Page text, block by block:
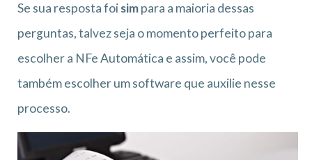
Se sua resposta foisimpara a maioria dessas
perguntas, talvez seja o momento perfeito para
escolher a NFe Automática e assim, você pode
também escolher um software que auxilie nesse
processo.